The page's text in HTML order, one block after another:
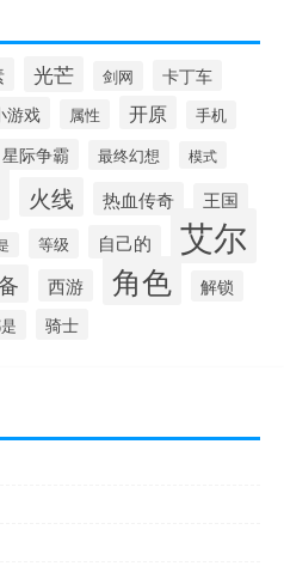
光芒 剑网 卡丁车
游戏 属性 开原 手机
星际争霸 最终幻想 模式
火线 热血传奇 王国
等级 自己的 艾尔
西游 角色 解锁
骑士